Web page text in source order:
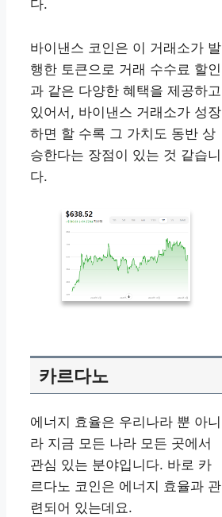
다.
바이낸스 코인은 이 거래소가 발
행한 토큰으로 거래 수수료 할인
과 같은 다양한 혜택을 제공하고
있어서, 바이낸스 거래소가 성장
하면 할 수록 그 가치도 동반 상
승한다는 장점이 있는 것 같습니
다.
카르다노
에너지 효율은 우리나라 뿐 아니
라 지금 모든 나라 모든 곳에서
관심 있는 분야입니다. 바로 카
르다노 코인은 에너지 효율과 관
련되어 있는데요.